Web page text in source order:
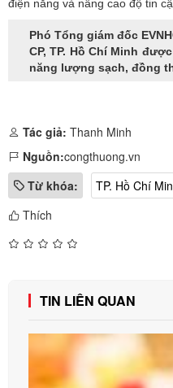
điện năng và nâng cao độ tin
Phó Tổng giám đốc
CP, TP. Hồ Chí Minh
năng lượng sạch, đồng
Tác giả: Thanh Minh
Nguồn:congthuong.vn
Từ khóa:
TP. Hồ Chí
Thích
TIN LIÊN QUAN